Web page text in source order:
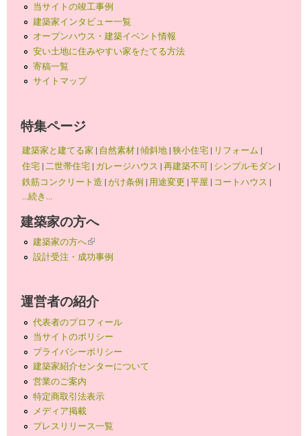
当サイトの竣工事例
建築家インタビュー一覧
オープンハウス・建築イベント情報
安い土地に住みやすい家をたてる方法
寄稿一覧
サイトマップ
特集ページ
建築家と建てる家 | 自然素材|傾斜地|狭小住宅| リフォーム |
住宅| 二世帯住宅| ガレージハウス |再建築不可| シンプルモダン |
鉄筋コンクリート造 |がけ条例 | 用途変更 |平屋 | コートハウス |
...続き...
建築家の方へ
建築家の方へ(link is external)
設計受注・成功事例
運営者の紹介
代表者のプロフィール
当サイトのポリシー
プライバシーポリシー
建築家紹介センターについて
営業のご案内
特定商取引法表示
メディア掲載
プレスリリース一覧